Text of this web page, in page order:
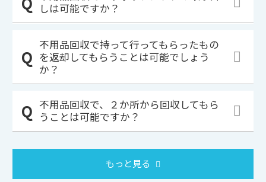
しは可能ですか？
不用品回収で持って行ってもらったもの
を返却してもらうことは可能でしょう
か？
不用品回収で、２か所から回収してもら
うことは可能ですか？
もっと見る